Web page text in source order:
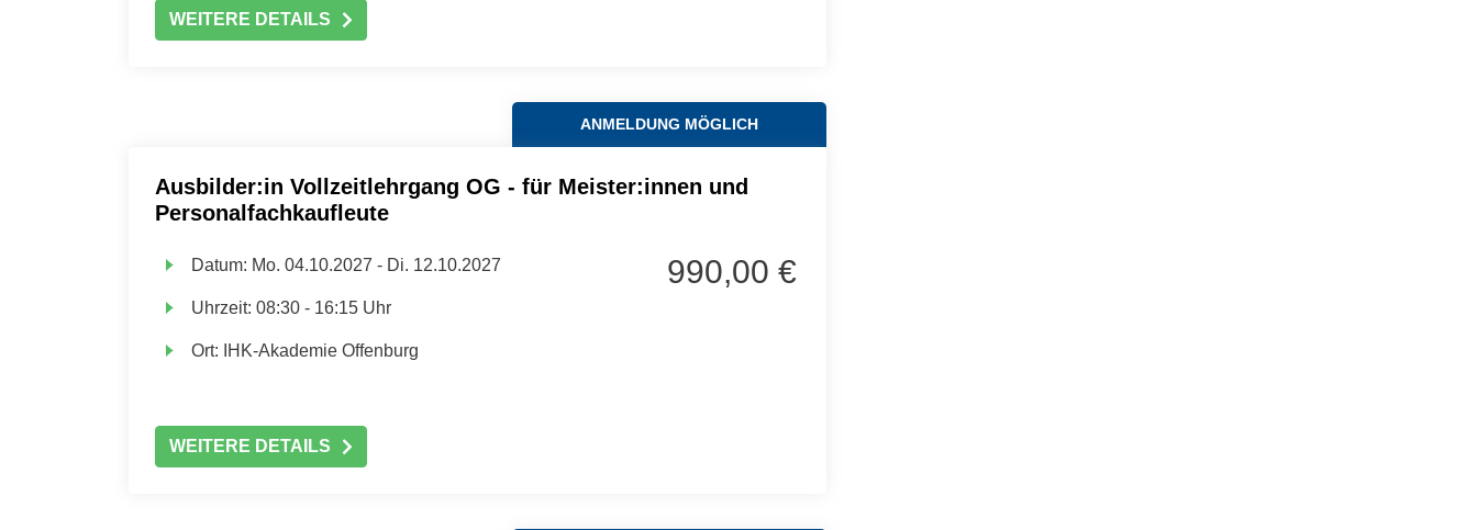
WEITERE DETAILS
ANMELDUNG MÖGLICH
Ausbilder:in Vollzeitlehrgang OG - für Meister:innen und
Personalfachkaufleute
Datum: Mo. 04.10.2027 - Di. 12.10.2027
Uhrzeit: 08:30 - 16:15 Uhr
Ort: IHK-Akademie Offenburg
990,00 €
WEITERE DETAILS